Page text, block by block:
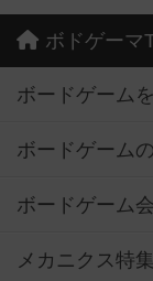
ボドゲーマ
ボードゲーム
ボードゲーム
ボードゲーム
メカニクス特集